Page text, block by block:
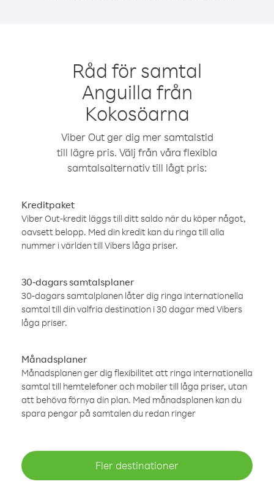
Råd för samtal
Anguilla från
Kokosöarna
Viber Out ger dig mer samtalstid
till lägre pris. Välj från våra flexibla
samtalsalternativ till lågt pris:
Kreditpaket
Viber Out-kredit läggs till ditt saldo när du köper något,
oavsett belopp. Med din kredit kan du ringa till alla
nummer i världen till Vibers låga priser.
30-dagars samtalsplaner
30-dagars samtalplanen låter dig ringa internationella
samtal till din valfria destination i 30 dagar med Vibers
låga priser.
Månadsplaner
Månadsplanen ger dig flexibilitet att ringa internationella
samtal till hemtelefoner och mobiler till låga priser, utan
att behöva förnya din plan. Med månadsplanen kan du
spara pengar på samtalen du redan ringer
Fler destinationer